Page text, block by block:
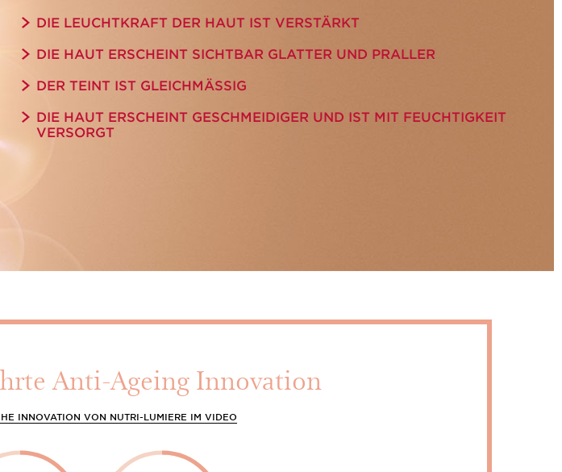
DIE LEUCHTKRAFT DER HAUT IST VERSTÄRKT
DIE HAUT ERSCHEINT SICHTBAR GLATTER UND PRALLER
DER TEINT IST GLEICHMÄSSIG
DIE HAUT ERSCHEINT GESCHMEIDIGER UND IST MIT FEUCHTIGKEIT
VERSORGT
Anti-Ageing Innovation
INNOVATION VON NUTRI-LUMIERE IM VIDEO